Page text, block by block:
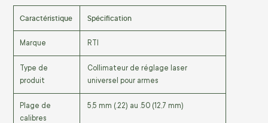
Caractéristique Spécification
Marque RTI
Type de
produit
Collimateur de réglage laser
universel pour armes
Plage de
calibres
5,5 mm (.22) au .50 (12,7 mm)